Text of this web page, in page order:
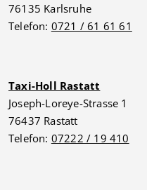
76135 Karlsruhe
Telefon: 0721 / 61 61 61
Taxi-Holl Rastatt
Joseph-Loreye-Strasse 1
76437 Rastatt
Telefon: 07222 / 19 410